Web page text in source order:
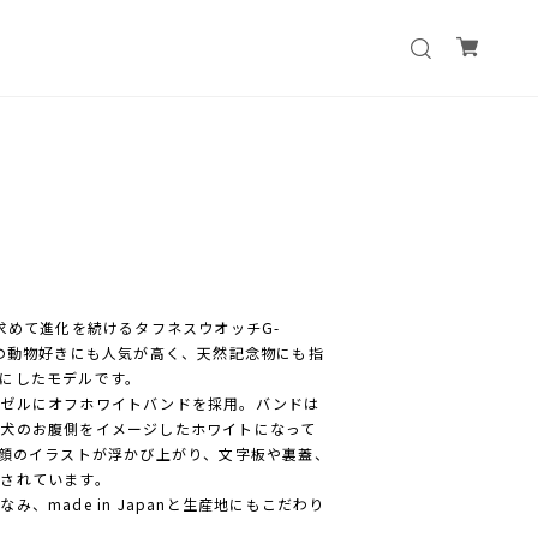
て進化を続けるタフネスウオッチG-
物好きにも人気が高く、天然記念物にも指
したモデルです。
ルにオフホワイトバンドを採用。バンドは
のお腹側をイメージしたホワイトになって
のイラストが浮かび上がり、文字板や裏蓋、
れています。
み、made in Japanと生産地にもこだわり